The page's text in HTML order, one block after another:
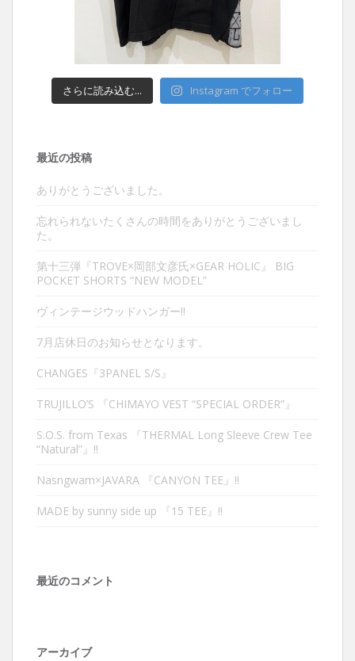
さらに読み込む... Instagram でフォロー
最近の投稿
ありがとうございました。
忘れられないたくさんの時間をありがとうございまし
た。
第十三弾『TROVE×岡部文彦氏×GEAR HOLIC』 BIG
POCKET SHORTS “NEW MODEL”
ヴィンテージウッドハンガー‼︎
7月店休日のお知らせとなります。
CHANGES『3PANEL S/S』
TRUJILLO’S 『CHIMAYO VEST “SPECIAL ORDER”』
S.O.S. from Texas 『THERMAL Long Sleeve Crew Tee
“Natural”』‼︎
Nasngwam×JAVARA 『CANYON TEE』‼︎
MADE by sunny side up 『15 TEE』‼︎
最近のコメント
アーカイブ